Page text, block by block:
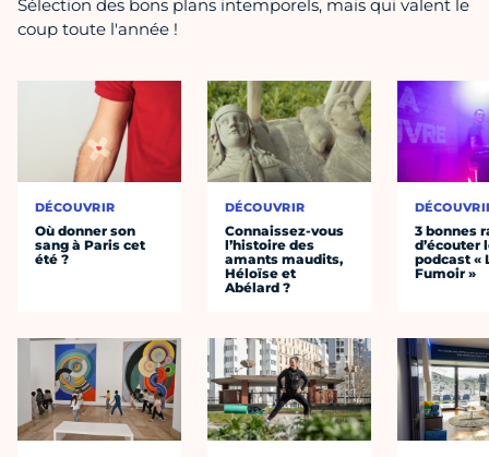
Sélection des bons plans intemporels, mais qui valent le
coup toute l'année !
DÉCOUVRIR
Où donner son
sang à Paris cet
été ?
DÉCOUVRIR
Connaissez-vous
l’histoire des
amants maudits,
Héloïse et
Abélard ?
3 bonnes
d’écouter
podcast «
Fumoir »